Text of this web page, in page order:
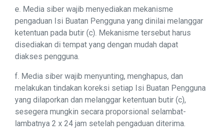
e. Media siber wajib menyediakan mekanisme
pengaduan Isi Buatan Pengguna yang dinilai melanggar
ketentuan pada butir (c). Mekanisme tersebut harus
disediakan di tempat yang dengan mudah dapat
diakses pengguna.
f. Media siber wajib menyunting, menghapus, dan
melakukan tindakan koreksi setiap Isi Buatan Pengguna
yang dilaporkan dan melanggar ketentuan butir (c),
sesegera mungkin secara proporsional selambat-
lambatnya 2 x 24 jam setelah pengaduan diterima.